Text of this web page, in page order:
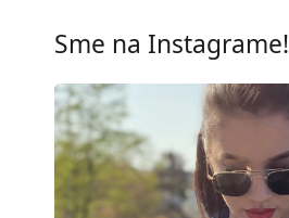
Rám
Tvar rámu:
Farba rámov:
Materiál rámov:
Veľkosť:
Sme na Instagrame!